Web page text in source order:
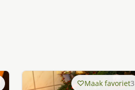
Maak favoriet3